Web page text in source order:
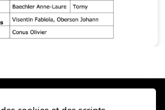
Châtonnaye-Torny
numérique